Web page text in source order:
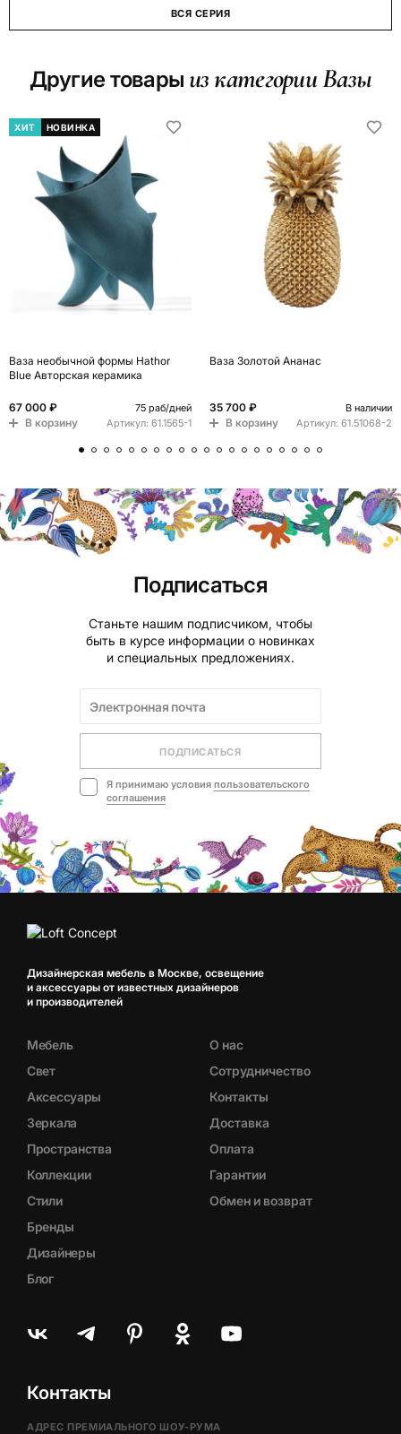
ВСЯ СЕРИЯ
Другие товары из категории Вазы
ХИТ НОВИНКА
Ваза необычной формы Hathor
Blue Авторская керамика
67 000 ₽ 75 раб/дней
В корзину Артикул: 61.1565-1
Ваза Золотой Ананас
35 700 ₽ В наличии
В корзину Артикул: 61.51068-2
Подписаться
Станьте нашим подписчиком, чтобы
быть в курсе информации о новинках
и специальных предложениях.
ПОДПИСАТЬСЯ
Я принимаю условия пользовательского
соглашения
Дизайнерская мебель в Москве, освещение
и аксессуары от известных дизайнеров
и производителей
Мебель
Свет
Аксессуары
Зеркала
Пространства
Коллекции
Стили
Бренды
Дизайнеры
Блог
О нас
Сотрудничество
Контакты
Доставка
Оплата
Гарантии
Обмен и возврат
Контакты
АДРЕС ПРЕМИАЛЬНОГО ШОУ-РУМА